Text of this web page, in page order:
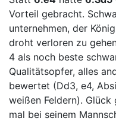
Vorteil gebracht.
unternehmen, der
droht verloren zu
4 als noch beste
Qualitätsopfer, alles
bewertet (Dd3, e4,
weißen Feldern).
mal bei seinem